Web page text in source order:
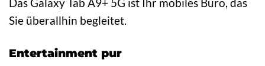
Sie überallhin begleitet.
Entertainment pur